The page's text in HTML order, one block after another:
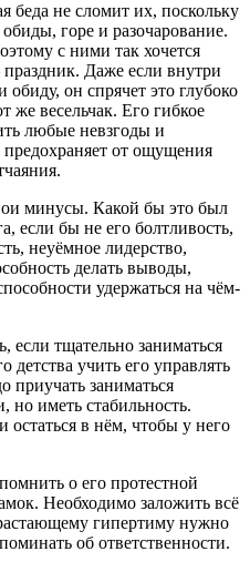
беда не сломит их, поскольку
горе и разочарование.
с ними так хочется
Даже если внутри
он спрячет это глубоко
же весельчак. Его гибкое
любые невзгоды и
предохраняет от ощущения
минусы. Какой бы это был
если бы не его болтливость,
неуёмное лидерство,
делать выводы,
удержаться на чём-
если тщательно заниматься
детства учить его управлять
приучать заниматься
но иметь стабильность.
в нём, чтобы у него
о его протестной
Необходимо заложить всё
гипертиму нужно
об ответственности.